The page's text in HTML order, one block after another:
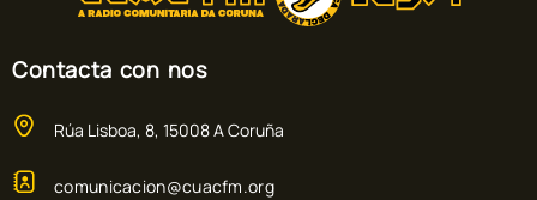
Contacta con nos
Rúa Lisboa, 8, 15008 A Coruña
comunicacion@cuacfm.org